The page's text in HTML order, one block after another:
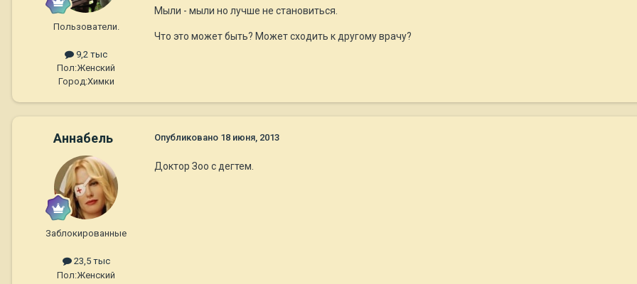
Пользователи.
9,2 тыс
Пол:Женский
Город:Химки
Мыли - мыли но лучше не становиться.
Что это может быть? Может сходить к другому врачу?
Aннaбель
Заблокированные
23,5 тыс
Пол:Женский
Опубликовано 18 июня, 2013
Доктор Зоо с дегтем.